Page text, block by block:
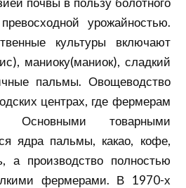
урожайностью.
культуры включают
маниоку(маниок), сладкий
пальмы. Овощеводство
центрах, где фермерам
Основными товарными
ядра пальмы, какао, кофе,
а производство полностью
фермерами. В 1970-х